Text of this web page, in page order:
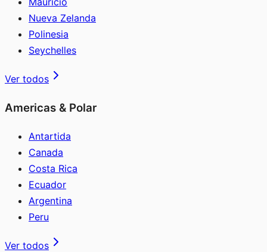
Nueva Zelanda
Polinesia
Seychelles
Ver todos
Americas & Polar
Antartida
Canada
Costa Rica
Ecuador
Argentina
Peru
Ver todos